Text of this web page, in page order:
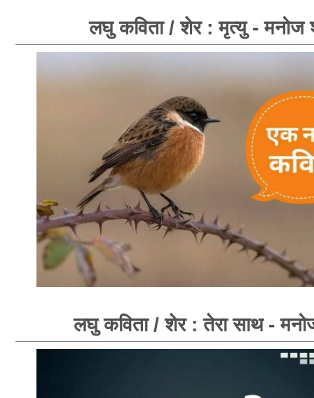
लघु कविता / शेर : मृत्यु - मनोज
लघु कविता / शेर : तेरा साथ -